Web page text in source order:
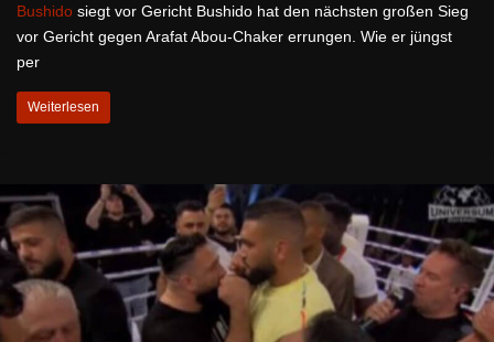
Bushido siegt vor Gericht Bushido hat den nächsten großen Sieg
vor Gericht gegen Arafat Abou-Chaker errungen. Wie er jüngst
per
Weiterlesen